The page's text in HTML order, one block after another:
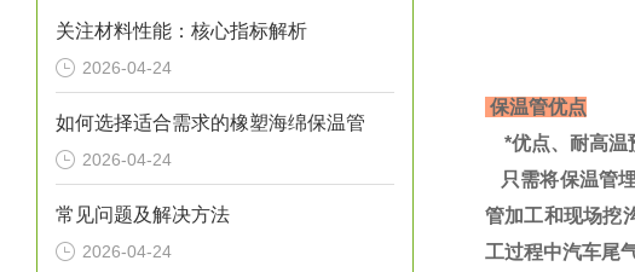
关注材料性能：核心指标解析
2026-04-24
如何选择适合需求的橡塑海绵保温管
2026-04-24
常见问题及解决方法
2026-04-24
保温管优点
*优点、耐高温
只需将保温管
管加工和现场挖
工过程中汽车尾